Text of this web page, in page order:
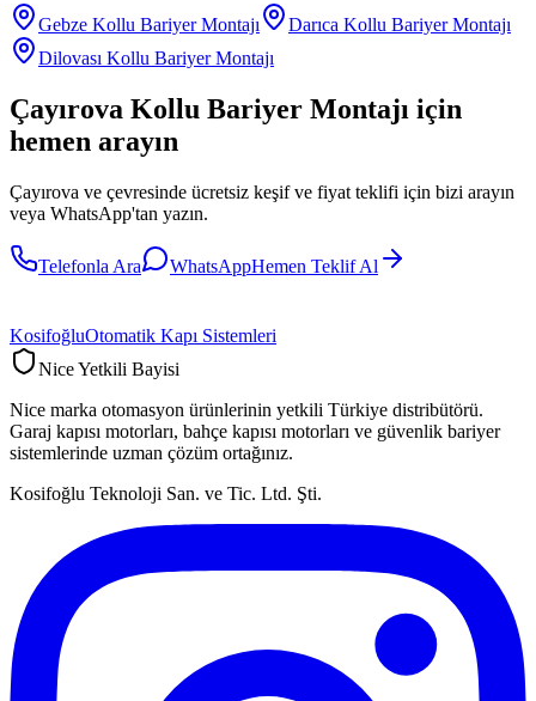
Gebze Kollu Bariyer Montajı Darıca Kollu Bariyer Montajı
Dilovası Kollu Bariyer Montajı
Çayırova Kollu Bariyer Montajı için
hemen arayın
Çayırova ve çevresinde ücretsiz keşif ve fiyat teklifi için bizi arayın
veya WhatsApp'tan yazın.
Telefonla Ara WhatsAppHemen Teklif Al
KosifoğluOtomatik Kapı Sistemleri
Nice Yetkili Bayisi
Nice marka otomasyon ürünlerinin yetkili Türkiye distribütörü.
Garaj kapısı motorları, bahçe kapısı motorları ve güvenlik bariyer
sistemlerinde uzman çözüm ortağınız.
Kosifoğlu Teknoloji San. ve Tic. Ltd. Şti.